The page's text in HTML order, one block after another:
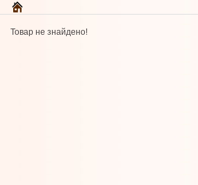
Товар не знайдено!